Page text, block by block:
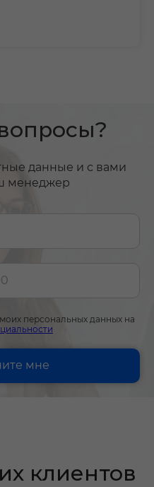
данные и с вами
менеджер
персональных данных на
мне
клиентов